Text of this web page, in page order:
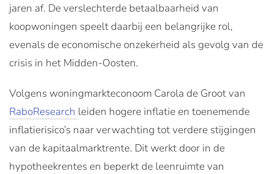
jaren af. De verslechterde betaalbaarheid van
koopwoningen speelt daarbij een belangrijke rol,
evenals de economische onzekerheid als gevolg van de
crisis in het Midden-Oosten.
Volgens woningmarkteconoom Carola de Groot van
RaboResearch leiden hogere inflatie en toenemende
inflatierisico’s naar verwachting tot verdere stijgingen
van de kapitaalmarktrente. Dit werkt door in de
hypotheekrentes en beperkt de leenruimte van